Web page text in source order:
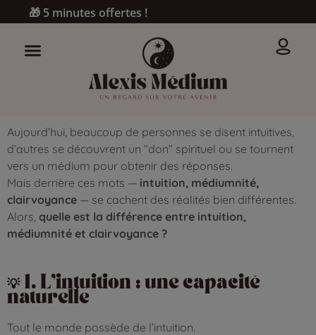
🎁 5 minutes offertes !
Aujourd’hui, beaucoup de personnes se disent intuitives,
d’autres se découvrent un “don” spirituel ou se tournent
vers un médium pour obtenir des réponses.
Mais derrière ces mots — intuition, médiumnité,
clairvoyance — se cachent des réalités bien différentes.
Alors, quelle est la différence entre intuition,
médiumnité et clairvoyance ?
💡 1. L’intuition : une capacité
naturelle
Tout le monde possède de l’intuition.